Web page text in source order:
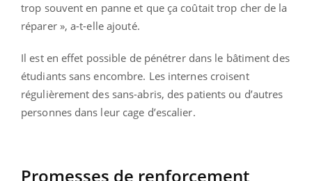
trop souvent en panne et que ça coûtait trop cher de la
réparer », a-t-elle ajouté.
Il est en effet possible de pénétrer dans le bâtiment des
étudiants sans encombre. Les internes croisent
régulièrement des sans-abris, des patients ou d’autres
personnes dans leur cage d’escalier.
Promesses de renforcement